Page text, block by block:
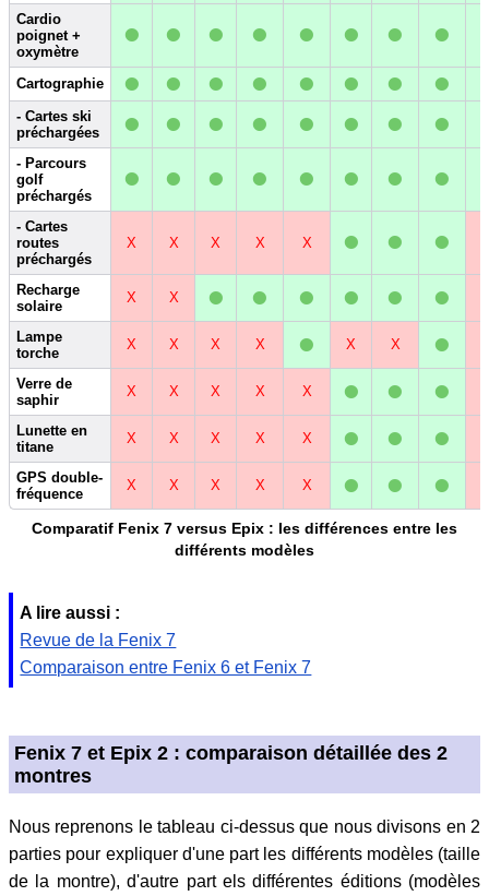
Cardio
poignet +
oxymètre
• • • • • • • •
Cartographie • • • • • • • •
- Cartes ski
préchargées
• • • • • • • •
- Parcours
golf
préchargés
• • • • • • • •
- Cartes
routes
préchargés
X X X X X • • •
Recharge
solaire
X X • • • • • •
Lampe
torche
X X X X • X X •
Verre de
saphir
X X X X X • • •
Lunette en
titane
X X X X X • • •
GPS double-
fréquence
X X X X X • • •
Comparatif Fenix 7 versus Epix : les différences entre les
différents modèles
A lire aussi :
Revue de la Fenix 7
Comparaison entre Fenix 6 et Fenix 7
Fenix 7 et Epix 2 : comparaison détaillée des 2
montres
Nous reprenons le tableau ci-dessus que nous divisons en 2
parties pour expliquer d'une part les différents modèles (taille
de la montre), d'autre part els différentes éditions (modèles